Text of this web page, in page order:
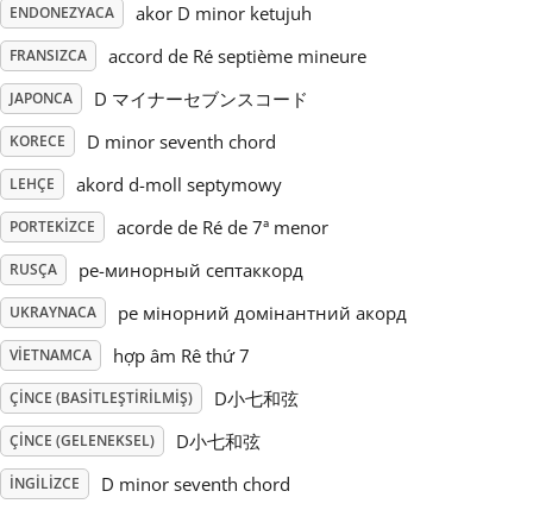
Русский
Svenska
Tiếng Việt
Українська
简体中文
繁體中文
ENDONEZYACA akor D minor ketujuh
FRANSIZCA accord de Ré septième mineure
JAPONCA D マイナーセブンスコード
KORECE D minor seventh chord
LEHÇE akord d-moll septymowy
PORTEKIZCE acorde de Ré de 7ª menor
RUSÇA ре-минорный септаккорд
UKRAYNACA ре мінорний домінантний акорд
VIETNAMCA hợp âm Rê thứ 7
ÇINCE (BASITLEŞTIRILMIŞ) D小七和弦
ÇINCE (GELENEKSEL) D小七和弦
İNGILIZCE D minor seventh chord